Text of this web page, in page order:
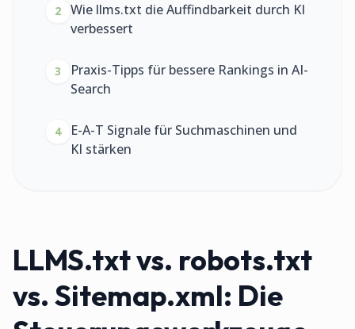
2
Wie llms.txt die Auffindbarkeit durch KI
verbessert
3
Praxis-Tipps für bessere Rankings in AI-
Search
4
E-A-T Signale für Suchmaschinen und
KI stärken
LLMS.txt vs. robots.txt
vs. Sitemap.xml: Die